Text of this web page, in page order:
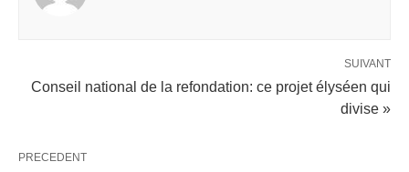
SUIVANT
Conseil national de la refondation: ce projet élyséen qui
divise »
PRECEDENT